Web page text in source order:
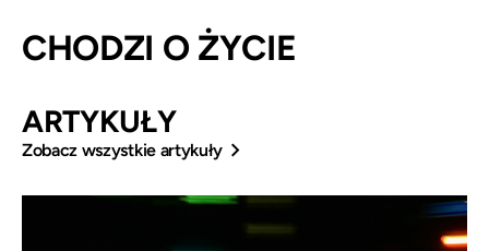
CHODZI O ŻYCIE
ARTYKUŁY
Zobacz wszystkie artykuły